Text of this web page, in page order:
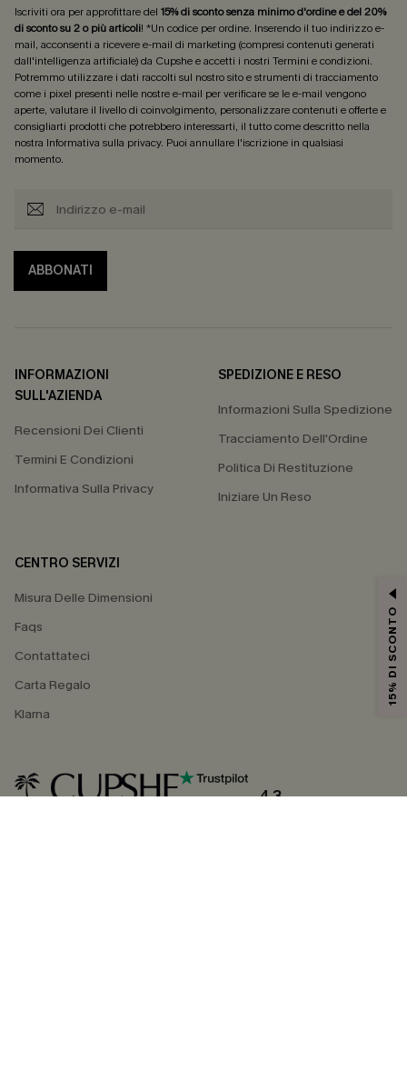
Iscriviti ora per approfittare del 15% di sconto senza minimo d'ordine e del 20%
di sconto su 2 o più articoli! *Un codice per ordine. Inserendo il tuo indirizzo e-
mail, acconsenti a ricevere e-mail di marketing (compresi contenuti generati
dall'intelligenza artificiale) da Cupshe e accetti i nostri Termini e condizioni.
Potremmo utilizzare i dati raccolti sul nostro sito e strumenti di tracciamento
come i pixel presenti nelle nostre e-mail per verificare se le e-mail vengono
aperte, valutare il livello di coinvolgimento, personalizzare contenuti e offerte e
consigliarti prodotti che potrebbero interessarti, il tutto come descritto nella
nostra Informativa sulla privacy. Puoi annullare l'iscrizione in qualsiasi
momento.
ABBONATI
INFORMAZIONI
SULL'AZIENDA
Recensioni Dei Clienti
Termini E Condizioni
Informativa Sulla Privacy
SPEDIZIONE E RESO
Informazioni Sulla Spedizione
Tracciamento Dell'Ordine
Politica Di Restituzione
Iniziare Un Reso
CENTRO SERVIZI
Misura Delle Dimensioni
Faqs
Contattateci
Carta Regalo
Klarna
4.3
15% DI SCONTO